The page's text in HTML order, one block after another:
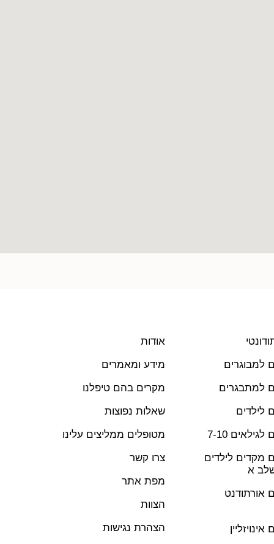
למבוגרים
למתבגרים
לילדים
לגילאים 7-10
מקדים לילדים
א
אורתודנט
אינויזליין
אודות
מידע ומאמרים
מקרים בהם טיפלנו
שאלות נפוצות
מטופלים ממליצים עלינו
צרו קשר
מפת אתר
הצוות
הצהרת נגישות